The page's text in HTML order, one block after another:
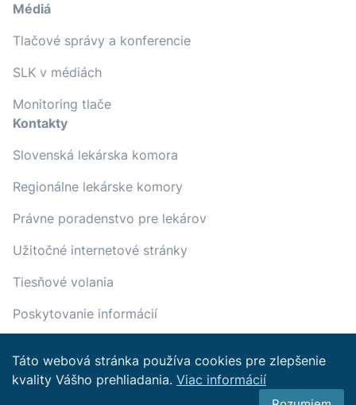
Médiá
Tlačové správy a konferencie
SLK v médiách
Monitoring tlače
Kontakty
Slovenská lekárska komora
Regionálne lekárske komory
Právne poradenstvo pre lekárov
Užitočné internetové stránky
Tiesňové volania
Poskytovanie informácií
Copyright © 2022 Slovenská
Táto webová stránka používa cookies pre zlepšenie
kvality Vášho prehliadania. Viac informácií